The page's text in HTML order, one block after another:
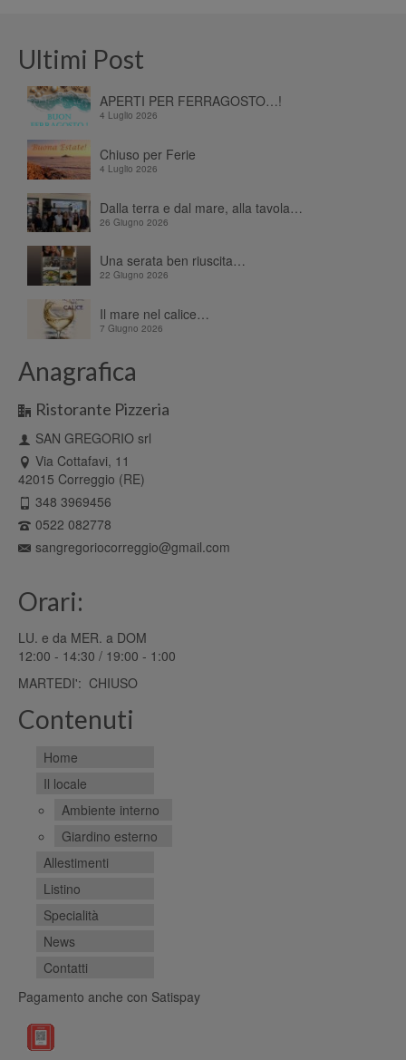
Ultimi Post
APERTI PER FERRAGOSTO…!
4 Luglio 2026
Chiuso per Ferie
4 Luglio 2026
Dalla terra e dal mare, alla tavola…
26 Giugno 2026
Una serata ben riuscita…
22 Giugno 2026
Il mare nel calice…
7 Giugno 2026
Anagrafica
Ristorante Pizzeria
SAN GREGORIO srl
Via Cottafavi, 11
42015 Correggio (RE)
348 3969456
0522 082778
sangregoriocorreggio@gmail.com
Orari:
LU. e da MER. a DOM
12:00 - 14:30 / 19:00 - 1:00
MARTEDI': CHIUSO
Contenuti
Home
Il locale
Ambiente interno
Giardino esterno
Allestimenti
Listino
Specialità
News
Contatti
Pagamento anche con Satispay